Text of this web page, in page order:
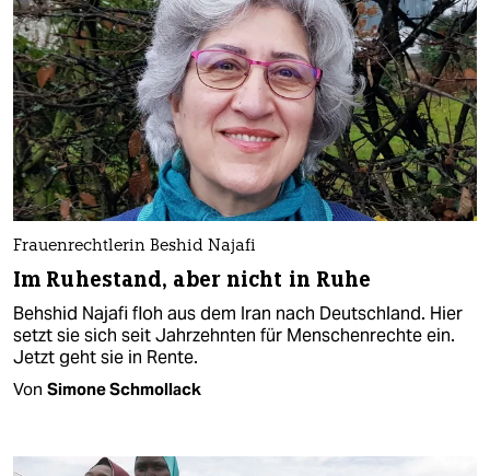
Frauenrechtlerin Beshid Najafi
Im Ruhestand, aber nicht in Ruhe
Behshid Najafi floh aus dem Iran nach Deutschland. Hier
setzt sie sich seit Jahrzehnten für Menschenrechte ein.
Jetzt geht sie in Rente.
Von Simone Schmollack